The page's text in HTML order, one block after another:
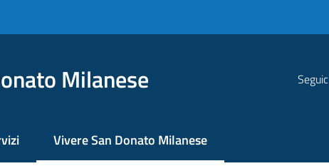
Milanese
Vivere San Donato Milanese
Menu selezionato